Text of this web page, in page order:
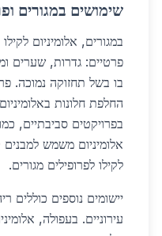
שימושים במגורים
במגורים, אלומיניום
פרטיים: גדרות, שערים
בו בשל תחזוקה נמוכה.
בפרויקטים סביבתיים,
לקילו לפרופילים מגורים.
יישומים נוספים כוללים
עירוניים. בעפולה,